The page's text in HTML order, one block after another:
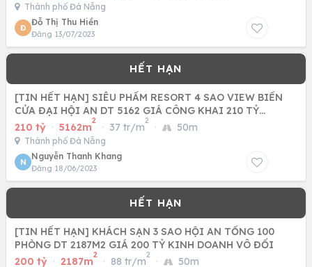
Thành phố Đà Nẵng
Đ
Đỗ Thị Thu Hiền
Đăng 13/07/2023
[TIN HẾT HẠN] SIÊU PHẨM RESORT 4 SAO VIEW BIỂN
CỬA ĐẠI HỘI AN DT 5162 GIÁ CÔNG KHAI 210 TỶ
0798919986
210 tỷ · 5162m
2
· 37 tr/m
2
· 50m
Thành phố Đà Nẵng
N
Nguyễn Thanh Khang
Đăng 18/06/2023
[TIN HẾT HẠN] KHÁCH SẠN 3 SAO HỘI AN TỔNG 100
PHÒNG DT 2187M2 GIÁ 200 TỶ KINH DOANH VÔ ĐỐI
200 tỷ · 2187m
2
· 88 tr/m
2
· 50m